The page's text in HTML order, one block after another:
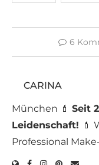
6
CARINA
München 💄 Seit
Leidenschaft! 💄
Professional